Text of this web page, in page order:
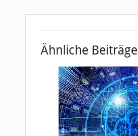
Ähnliche Beiträge